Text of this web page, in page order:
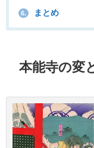
6. まとめ
本能寺の変